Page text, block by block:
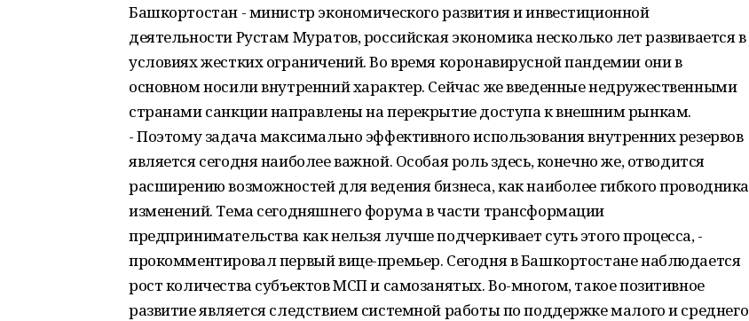
Башкортостан - министр экономического развития и инвестиционной
деятельности Рустам Муратов, российская экономика несколько лет развивается в
условиях жестких ограничений. Во время коронавирусной пандемии они в
основном носили внутренний характер. Сейчас же введенные недружественными
странами санкции направлены на перекрытие доступа к внешним рынкам.
- Поэтому задача максимально эффективного использования внутренних резервов
является сегодня наиболее важной. Особая роль здесь, конечно же, отводится
расширению возможностей для ведения бизнеса, как наиболее гибкого проводника
изменений. Тема сегодняшнего форума в части трансформации
предпринимательства как нельзя лучше подчеркивает суть этого процесса, -
прокомментировал первый вице-премьер. Сегодня в Башкортостане наблюдается
рост количества субъектов МСП и самозанятых. Во-многом, такое позитивное
развитие является следствием системной работы по поддержке малого и среднего